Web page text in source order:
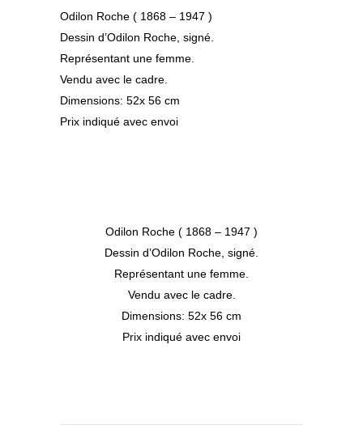
Odilon Roche ( 1868 – 1947 )
Dessin d’Odilon Roche, signé.
Représentant une femme.
Vendu avec le cadre.
Dimensions: 52x 56 cm
Prix indiqué avec envoi
Odilon Roche ( 1868 – 1947 )
Dessin d’Odilon Roche, signé.
Représentant une femme.
Vendu avec le cadre.
Dimensions: 52x 56 cm
Prix indiqué avec envoi